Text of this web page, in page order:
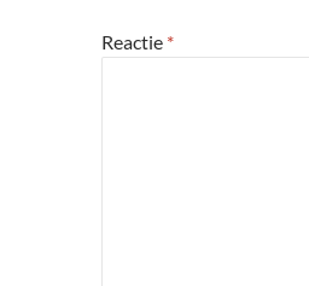
Reactie *